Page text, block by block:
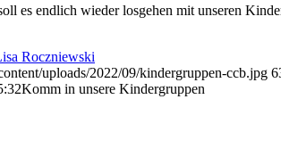
es endlich wieder losgehen mit unseren
Roczniewski
uploads/2022/09/kindergruppen-ccb.jpg
Komm in unsere Kindergruppen